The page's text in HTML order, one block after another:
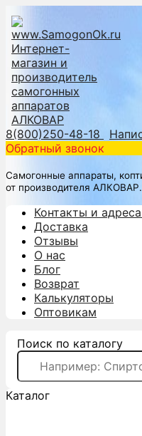
8(800)250-48-18
Обратный звонок
Самогонные аппараты,
от производителя АЛКОВАР.
Контакты и
Доставка
Отзывы
О нас
Блог
Возврат
Калькуляторы
Оптовикам
Поиск по каталогу
Каталог